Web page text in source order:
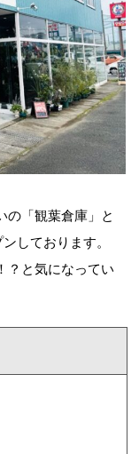
の「観葉倉庫」と
しております。
？と気になってい